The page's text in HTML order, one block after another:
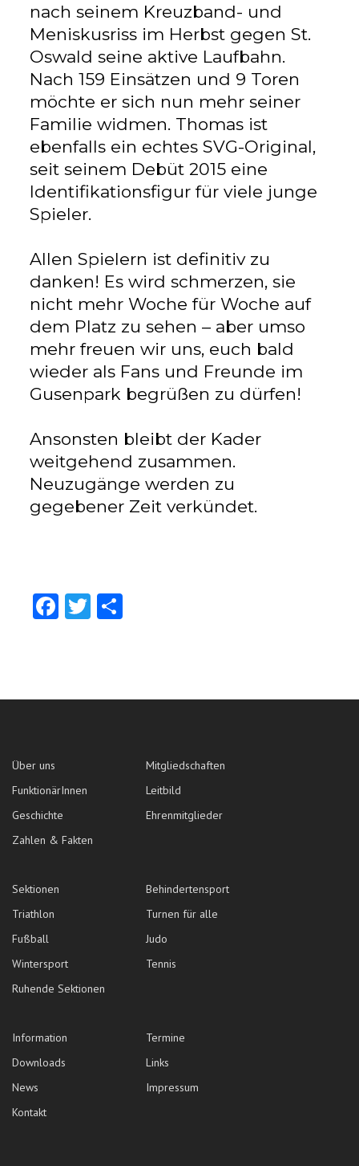
nach seinem Kreuzband- und
Meniskusriss im Herbst gegen St.
Oswald seine aktive Laufbahn.
Nach 159 Einsätzen und 9 Toren
möchte er sich nun mehr seiner
Familie widmen. Thomas ist
ebenfalls ein echtes SVG-Original,
seit seinem Debüt 2015 eine
Identifikationsfigur für viele junge
Spieler.
Allen Spielern ist definitiv zu
danken! Es wird schmerzen, sie
nicht mehr Woche für Woche auf
dem Platz zu sehen – aber umso
mehr freuen wir uns, euch bald
wieder als Fans und Freunde im
Gusenpark begrüßen zu dürfen!
Ansonsten bleibt der Kader
weitgehend zusammen.
Neuzugänge werden zu
gegebener Zeit verkündet.
Facebook
Twitter
Über uns
Mitgliedschaften
FunktionärInnen
Leitbild
Geschichte
Ehrenmitglieder
Zahlen & Fakten
Sektionen
Behindertensport
Triathlon
Turnen für alle
Fußball
Judo
Wintersport
Tennis
Ruhende Sektionen
Information
Termine
Downloads
Links
News
Impressum
Kontakt